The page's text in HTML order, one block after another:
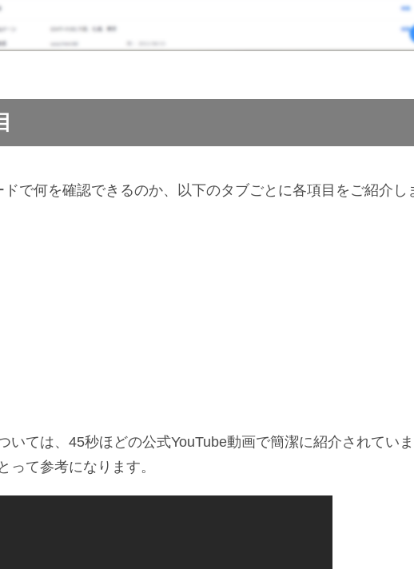
で何を確認できるのか、以下のタブごとに各項目をご紹介し
いては、45秒ほどの公式YouTube動画で簡潔に紹介されていま
って参考になります。